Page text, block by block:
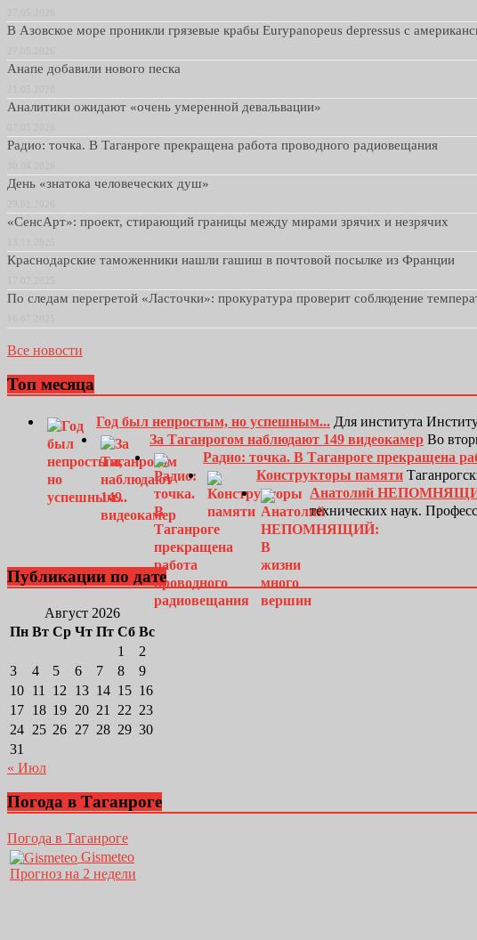
В Азовское море проникли грязевые крабы Eurypanopeus depressus с
Анапе добавили нового песка
Аналитики ожидают «очень умеренной девальвации»
Радио: точка. В Таганроге прекращена работа проводного радиовещания
День «знатока человеческих душ»
«СенсАрт»: проект, стирающий границы между мирами зрячих и незрячих
Краснодарские таможенники нашли гашиш в почтовой посылке из Франции
По следам перегретой «Ласточки»: прокуратура проверит соблюдение
Все новости
Топ месяца
Год был непростым, но успешным... Для института
За Таганрогом наблюдают 149 видеокамер Во
Радио: точка. В Таганроге прекращена
Конструкторы памяти
Анатолий
технических наук.
Публикации по дате
Август 2026
Пн Вт Ср Чт Пт Сб Вс
1
2
3
4 5 6 7 8
9
10 11 12 13 14 15 16
17 18 19 20 21 22 23
24 25 26 27 28 29 30
31
« Июл
Погода в Таганроге
Погода в Таганроге
Gismeteo
Прогноз на 2 недели